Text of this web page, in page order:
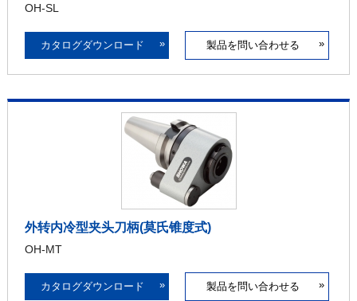
OH-SL
カタログダウンロード » 製品を問い合わせる »
外转内冷型夹头刀柄(莫氏锥度式)
OH-MT
カタログダウンロード » 製品を問い合わせる »